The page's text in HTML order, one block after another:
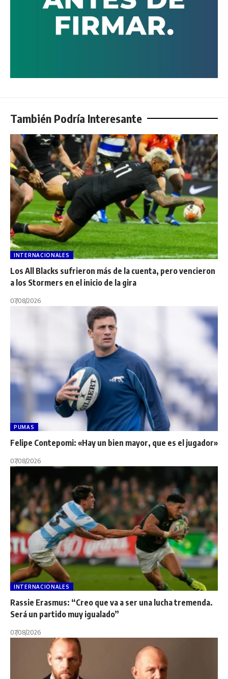
También Podría Interesante
INTERNACIONALES
Los All Blacks sufrieron más de la cuenta, pero vencieron
a los Stormers en el inicio de la gira
07/08/2026
PUMAS
Felipe Contepomi: «Hay un bien mayor, que es el jugador»
07/08/2026
INTERNACIONALES
Rassie Erasmus: “Creo que va a ser una lucha tremenda.
Será un partido muy igualado”
07/08/2026